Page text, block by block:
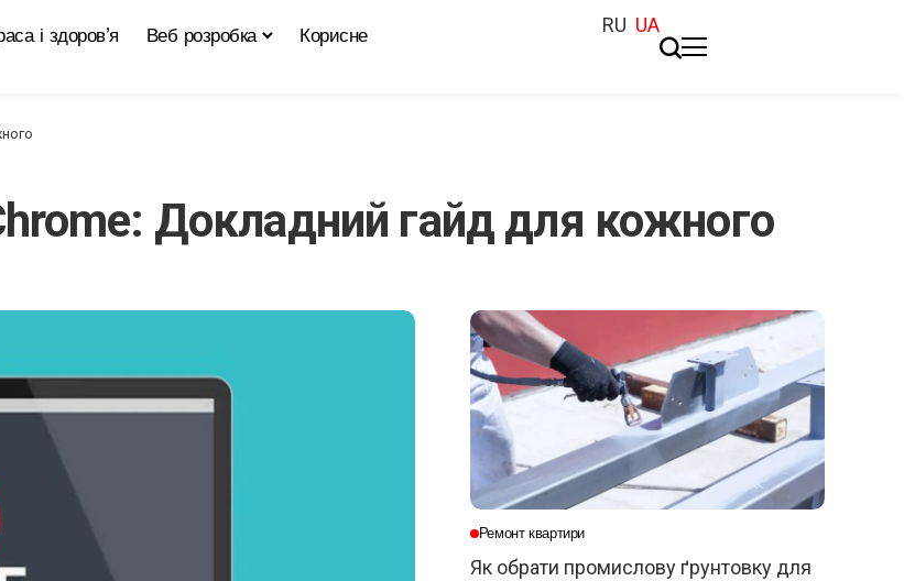
і здоров’я Веб розробка Корисне RU UA
Докладний гайд для кожного
Ремонт квартири
Як обрати промислову ґрунтовку для